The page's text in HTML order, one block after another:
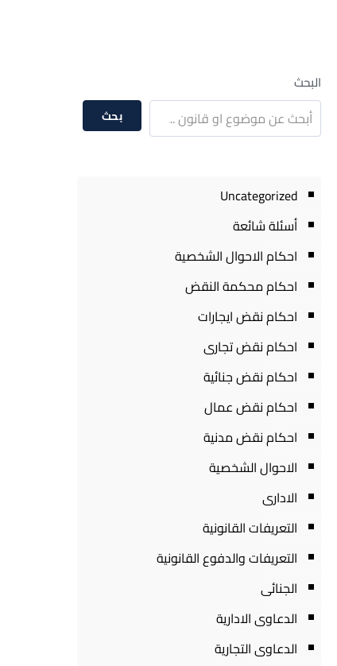
البحث
بحث
Uncategorized
أسئلة شائعة
احكام الاحوال الشخصية
احكام محكمة النقض
احكام نقض ايجارات
احكام نقض تجارى
احكام نقض جنائية
احكام نقض عمال
احكام نقض مدنية
الاحوال الشخصية
الادارى
التعريفات القانونية
التعريفات والدفوع القانونية
الجنائى
الدعاوى الادارية
الدعاوى التجارية